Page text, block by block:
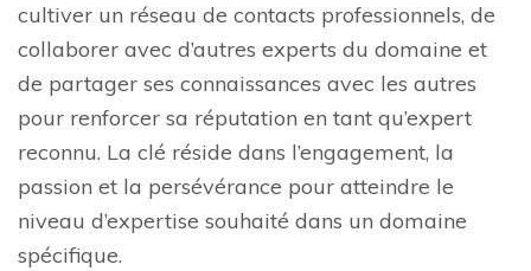
cultiver un réseau de contacts professionnels, de
collaborer avec d’autres experts du domaine et
de partager ses connaissances avec les autres
pour renforcer sa réputation en tant qu’expert
reconnu. La clé réside dans l’engagement, la
passion et la persévérance pour atteindre le
niveau d’expertise souhaité dans un domaine
spécifique.